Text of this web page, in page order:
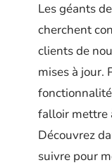
Les géants
cherchent
clients de
mises à jour.
falloir mettre
Découvrez
suivre pour